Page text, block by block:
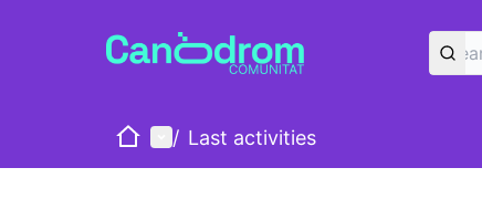
HomeMain menu
/ Last activities